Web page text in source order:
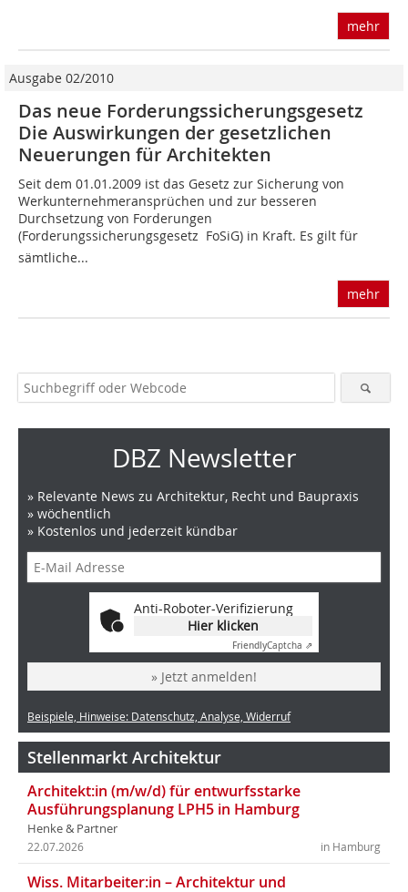
mehr
Ausgabe 02/2010
Das neue Forderungssicherungsgesetz
Die Auswirkungen der gesetzlichen
Neuerungen für Architekten
Seit dem 01.01.2009 ist das Gesetz zur Sicherung von
Werkunternehmeransprüchen und zur besseren
Durchsetzung von Forderungen
(Forderungssicherungsgesetz  FoSiG) in Kraft. Es gilt für
sämtliche...
mehr
DBZ Newsletter
» Relevante News zu Architektur, Recht und Baupraxis
» wöchentlich
» Kostenlos und jederzeit kündbar
Anti-Roboter-Verifizierung
Hier klicken
FriendlyCaptcha ⇗
» Jetzt anmelden!
Beispiele, Hinweise: Datenschutz, Analyse, Widerruf
Stellenmarkt Architektur
Architekt:in (m/w/d) für entwurfsstarke
Ausführungsplanung LPH5 in Hamburg
Henke & Partner
in Hamburg
22.07.2026
Wiss. Mitarbeiter:in – Architektur und